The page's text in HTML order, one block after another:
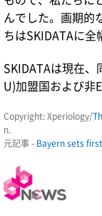
んでした。画期的
ちはSKIDATAに全
SKIDATAは現在
U)加盟国および非
Copyright: Xperiology/
n.
元記事 - Bayern sets